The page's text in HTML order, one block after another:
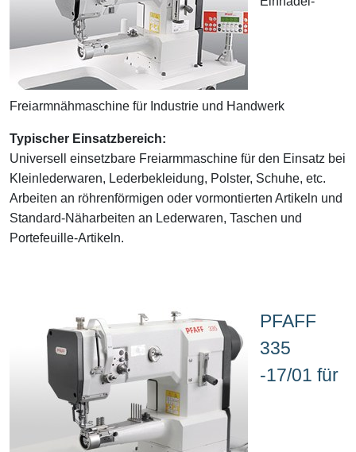
Freiarmnähmaschine für Industrie und Handwerk
Typischer Einsatzbereich:
Universell einsetzbare Freiarmmaschine für den Einsatz bei
Kleinlederwaren, Lederbekleidung, Polster, Schuhe, etc.
Arbeiten an röhrenförmigen oder vormontierten Artikeln und
Standard-Näharbeiten an Lederwaren, Taschen und
Portefeuille-Artikeln.
PFAFF
335
-17/01 für